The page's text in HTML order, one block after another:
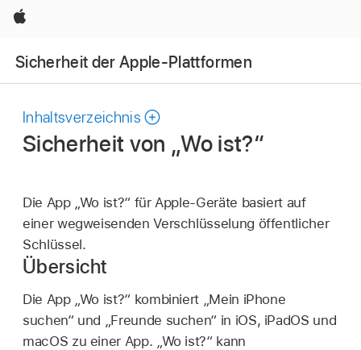
Apple
Sicherheit der Apple-Plattformen
Inhaltsverzeichnis
Sicherheit von „Wo ist?“
Die App „ Wo ist?“ für Apple-Geräte basiert auf
einer wegweisenden Verschlüsselung öffentlicher
Schlüssel.
Übersicht
Die App „ Wo ist?“ kombiniert „Mein iPhone
suchen“ und „Freunde suchen“ in iOS, iPadOS und
macOS zu einer App. „ Wo ist?“ kann